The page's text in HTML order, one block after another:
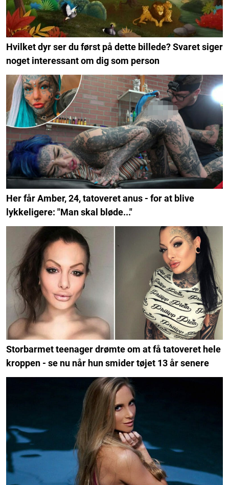
Hvilket dyr ser du først på dette billede? Svaret siger
noget interessant om dig som person
Her får Amber, 24, tatoveret anus - for at blive
lykkeligere: "Man skal bløde..."
Storbarmet teenager drømte om at få tatoveret hele
kroppen - se nu når hun smider tøjet 13 år senere